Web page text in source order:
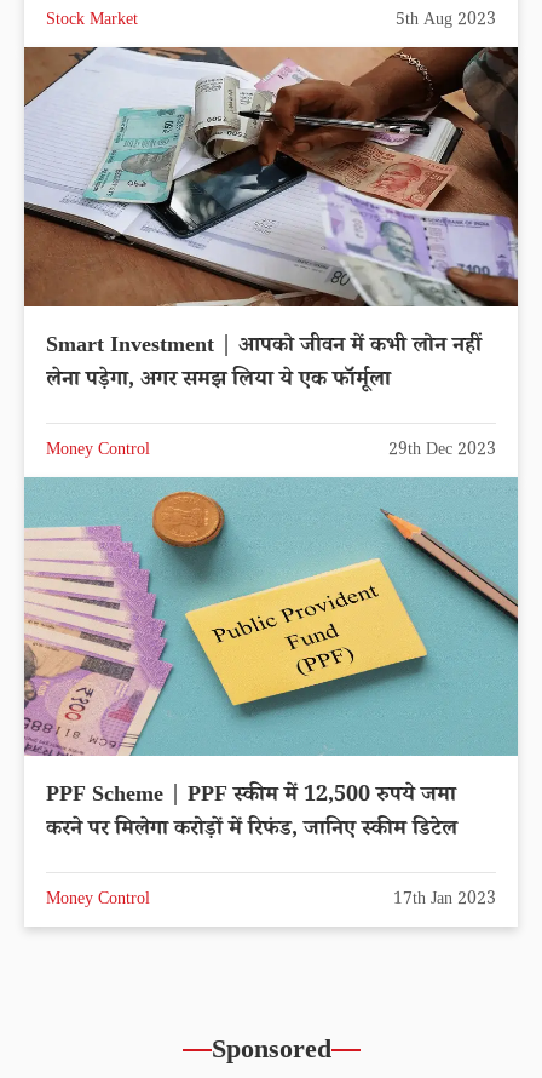
Stock Market 5th Aug 2023
Smart Investment | आपको जीवन में कभी लोन नहीं
लेना पड़ेगा, अगर समझ लिया ये एक फॉर्मूला
Money Control 29th Dec 2023
PPF Scheme | PPF स्कीम में 12,500 रुपये जमा
करने पर मिलेगा करोड़ों में रिफंड, जानिए स्कीम डिटेल
Money Control 17th Jan 2023
Sponsored